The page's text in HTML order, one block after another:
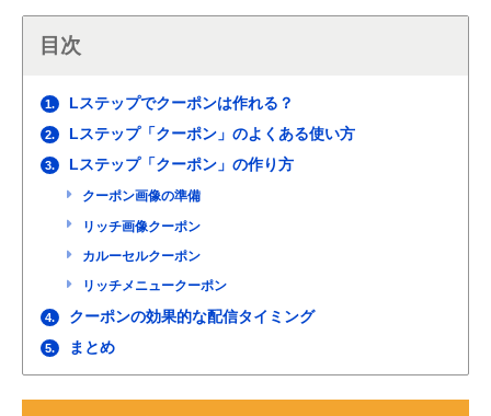
目次
1. Lステップでクーポンは作れる？
2. Lステップ「クーポン」のよくある使い方
3. Lステップ「クーポン」の作り方
クーポン画像の準備
リッチ画像クーポン
カルーセルクーポン
リッチメニュークーポン
4. クーポンの効果的な配信タイミング
5. まとめ